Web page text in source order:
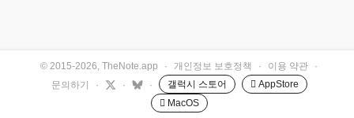
© 2015-2026, TheNote.app · 개인정보 보호정책 · 이용 약관
·
문의하기
· · · 갤럭시 스토어
 AppStore
 MacOS